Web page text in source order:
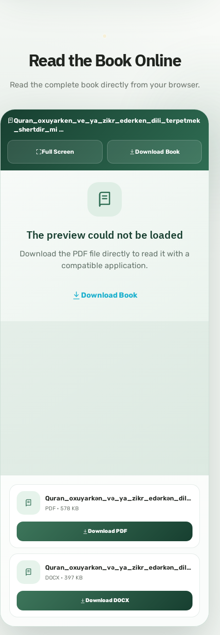
Read the Book Online
Read the complete book directly from your browser.
Quran_oxuyarken_ve_ya_zikr_ederken_dili_terpetmek
_shertdir_mi …
Full Screen Download Book
The preview could not be loaded
Download the PDF file directly to read it with a
compatible application.
Download Book
Quran_oxuyarkən_və_ya_zikr_edərkən_dili_tərpətmək_şərtdir_mi.pdf
PDF · 578 KB
Download PDF
Quran_oxuyarkən_və_ya_zikr_edərkən_dili_tərpətmək_şərtdir_mi.docx
DOCX · 397 KB
Download DOCX